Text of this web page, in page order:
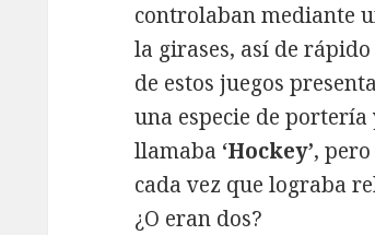
controlaban mediante
la girases, así de
de estos juegos
una especie de portería
llamaba ‘Hockey’,
cada vez que lograba
¿O eran dos?